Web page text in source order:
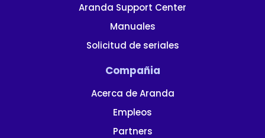
Aranda Support Center
Manuales
Solicitud de seriales
Compañia
Acerca de Aranda
Empleos
Partners